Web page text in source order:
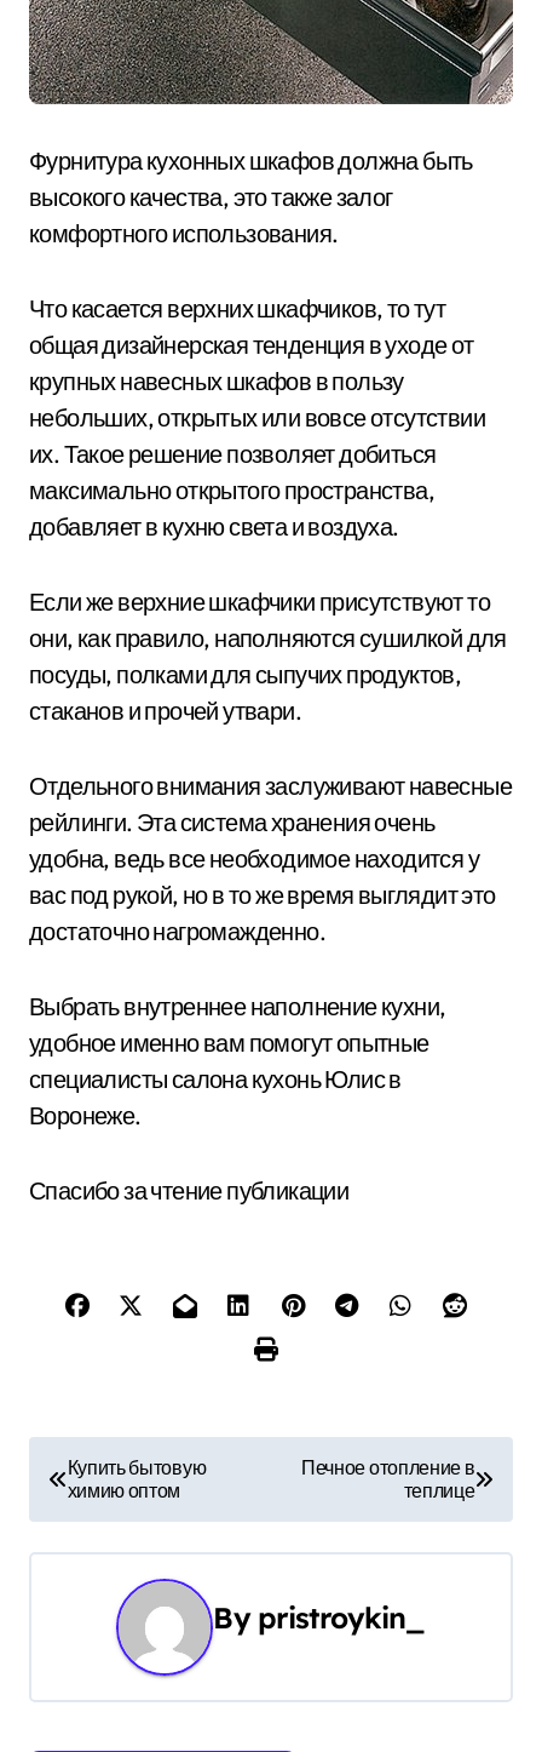
Фурнитура кухонных шкафов должна быть
высокого качества, это также залог
комфортного использования.
Что касается верхних шкафчиков, то тут
общая дизайнерская тенденция в уходе от
крупных навесных шкафов в пользу
небольших, открытых или вовсе отсутствии
их. Такое решение позволяет добиться
максимально открытого пространства,
добавляет в кухню света и воздуха.
Если же верхние шкафчики присутствуют то
они, как правило, наполняются сушилкой для
посуды, полками для сыпучих продуктов,
стаканов и прочей утвари.
Отдельного внимания заслуживают навесные
рейлинги. Эта система хранения очень
удобна, ведь все необходимое находится у
вас под рукой, но в то же время выглядит это
достаточно нагромажденно.
Выбрать внутреннее наполнение кухни,
удобное именно вам помогут опытные
специалисты салона кухонь Юлис в
Воронеже.
Спасибо за чтение публикации
а
в
а
Купить бытовую
химию оптом
Печное отопление в
теплице
By pristroykin_